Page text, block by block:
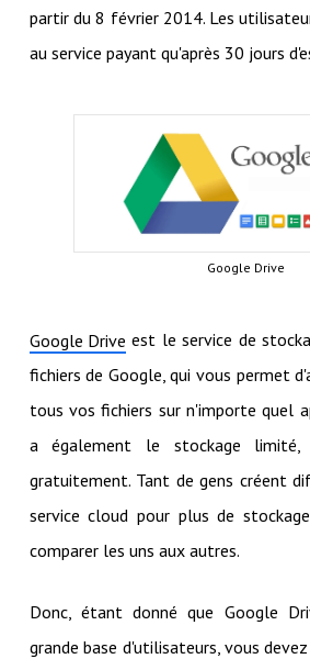
partir du 8 février 2014. Les
au service payant qu'après 30 jours
Google Drive
Google Drive est le service de
fichiers de Google, qui vous permet
tous vos fichiers sur n'importe quel
a également le stockage
gratuitement. Tant de gens créent
service cloud pour plus de
comparer les uns aux autres.
Donc, étant donné que Google
grande base d'utilisateurs, vous